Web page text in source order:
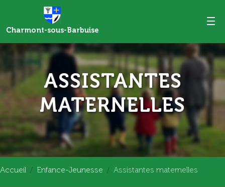
Charmont-sous-Barbuise
ASSISTANTES
MATERNELLES
Accueil Enfance-Jeunesse Assistantes maternelles